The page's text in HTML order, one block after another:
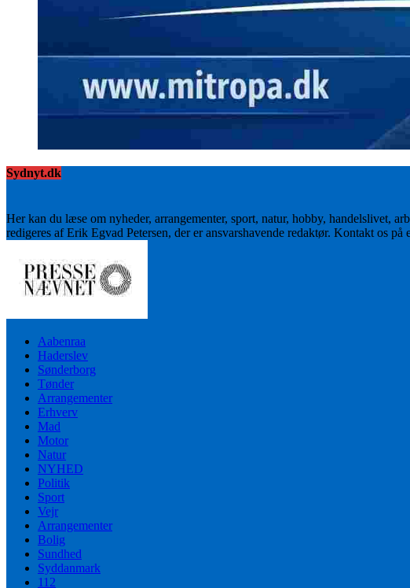
Sydnyt.dk
Her kan du læse om nyheder, arrangementer, sport, natur, hobby, handelslivet,
redigeres af Erik Egvad Petersen, der er ansvarshavende redaktør. Kontakt os
Aabenraa
Haderslev
Sønderborg
Tønder
Arrangementer
Erhverv
Mad
Motor
Natur
NYHED
Politik
Sport
Vejr
Arrangementer
Bolig
Sundhed
Syddanmark
112